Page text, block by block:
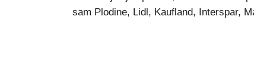
sam Plodine, Lidl, Kaufland, Interspar,